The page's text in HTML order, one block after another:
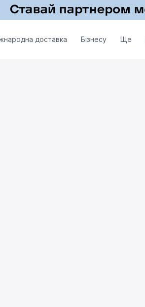
доставка Бізнесу Ще